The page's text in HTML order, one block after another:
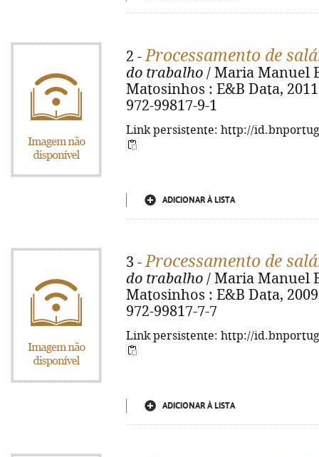
2 -Processamento de
do trabalho / Maria Manuel
Matosinhos : E&B Data,
972-99817-9-1
Link persistente: http://
ADICIONAR À LISTA
3 -Processamento de
do trabalho / Maria Manuel
Matosinhos : E&B Data,
972-99817-7-7
Link persistente: http://
ADICIONAR À LISTA